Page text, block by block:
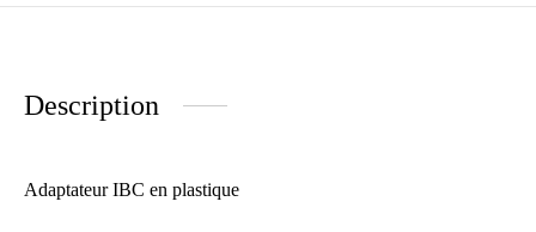
Description
Adaptateur IBC en plastique